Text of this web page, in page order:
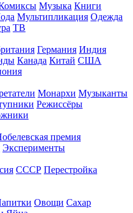
Музыка Книги
Мультипликация Одежда
ТВ
Германия Индия
Канада Китай США
Монархи Музыканты
Режиссёры
премия
Эксперименты
СССР Перестройка
Овощи Сахар